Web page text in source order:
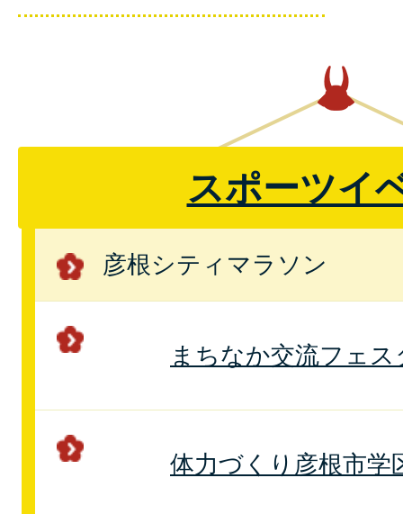
スポーツイ
彦根シティマラソン
まちなか交流フェス
体力づくり彦根市学